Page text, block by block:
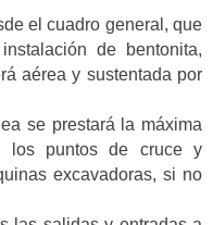
el cuadro general, que
de bentonita,
aérea y sustentada por
se prestará la máxima
los puntos de cruce y
excavadoras, si no